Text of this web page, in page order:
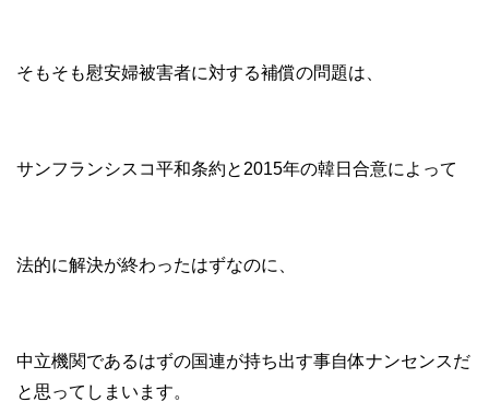
そもそも慰安婦被害者に対する補償の問題は、
サンフランシスコ平和条約と2015年の韓日合意によって
法的に解決が終わったはずなのに、
中立機関であるはずの国連が持ち出す事自体ナンセンスだ
と思ってしまいます。